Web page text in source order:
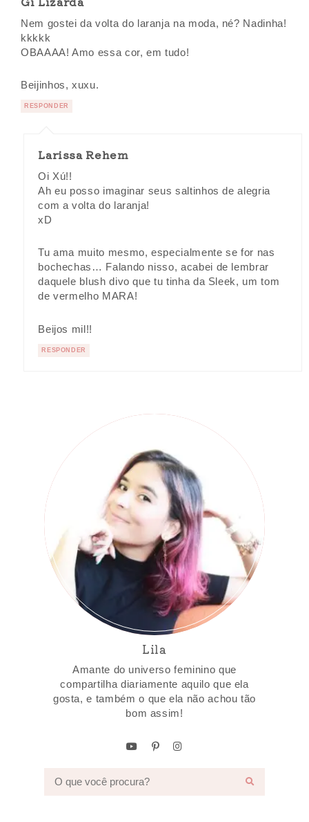
Nem gostei da volta do laranja na moda, né? Nadinha!
kkkkk
OBAAAA! Amo essa cor, em tudo!
Beijinhos, xuxu.
RESPONDER
Larissa Rehem
Oi Xú!!
Ah eu posso imaginar seus saltinhos de alegria
com a volta do laranja!
xD
Tu ama muito mesmo, especialmente se for nas
bochechas… Falando nisso, acabei de lembrar
daquele blush divo que tu tinha da Sleek, um tom
de vermelho MARA!
Beijos mil!!
RESPONDER
Lila
Amante do universo feminino que
compartilha diariamente aquilo que ela
gosta, e também o que ela não achou tão
bom assim!